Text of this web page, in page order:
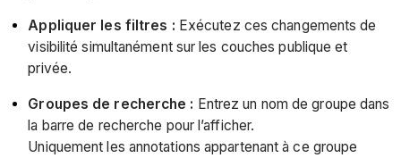
Appliquer les filtres : Exécutez ces changements de
visibilité simultanément sur les couches publique et
privée.
Groupes de recherche : Entrez un nom de groupe dans
la barre de recherche pour l’afficher.
Uniquement les annotations appartenant à ce groupe